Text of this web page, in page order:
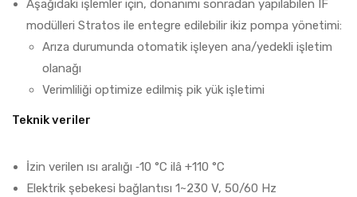
Aşağıdaki işlemler için, donanımı sonradan yapılabilen IF
modülleri Stratos ile entegre edilebilir ikiz pompa yönetimi:
Arıza durumunda otomatik işleyen ana/yedekli işletim
olanağı
Verimliliği optimize edilmiş pik yük işletimi
Teknik veriler
İzin verilen ısı aralığı ‐10 °C ilâ +110 °C
Elektrik şebekesi bağlantısı 1~230 V, 50/60 Hz